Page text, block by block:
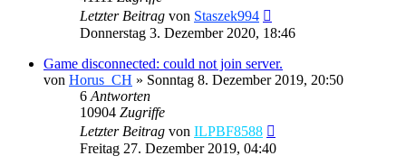
Letzter Beitrag von Staszek994
Donnerstag 3. Dezember 2020, 18:46
Game disconnected: could not join server.
von Horus_CH » Sonntag 8. Dezember 2019, 20:50
6 Antworten
10904 Zugriffe
Letzter Beitrag von ILPBF8588
Freitag 27. Dezember 2019, 04:40